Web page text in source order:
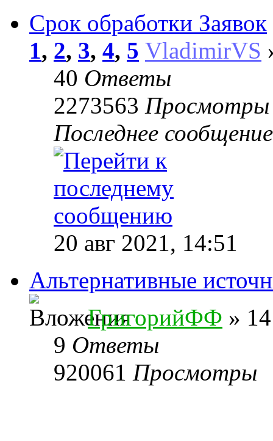
Срок обработки Заявок
1, 2, 3, 4, 5 VladimirVS
40 Ответы
2273563 Просмотры
Последнее
20 авг 2021, 14:51
Альтернативные
ГригорийФФ »
9 Ответы
920061 Просмотры